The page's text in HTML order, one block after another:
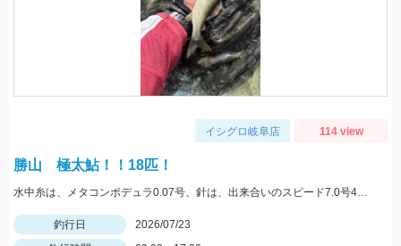
イシグロ岐阜店 114 view
勝山 極太鮎！！18匹！
水中糸は、メタコンポデュラ0.07号、針は、出来合いのスピード7.0号4本針、3本針を使用しました！
釣行日
2026/07/23